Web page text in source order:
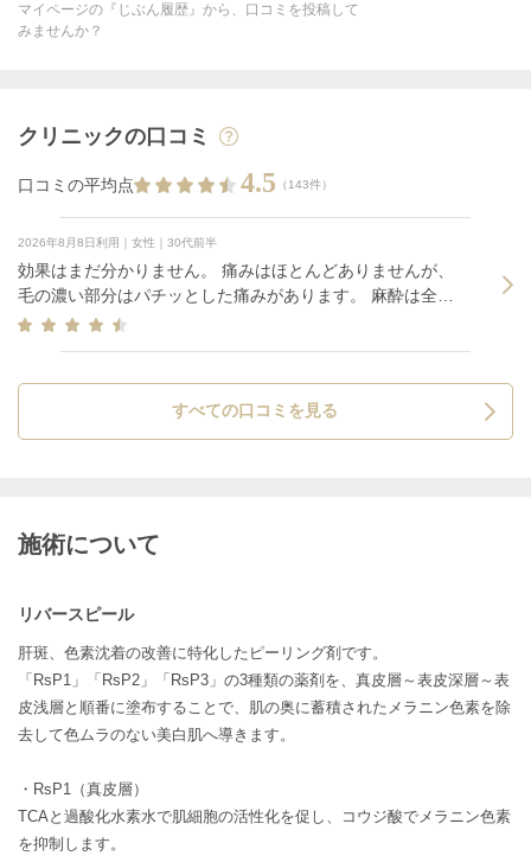
マイページの『じぶん履歴』から、口コミを投稿して
みませんか？
クリニックの口コミ
口コミの平均点 4.5 （143件）
2026年8月8日利用｜女性｜30代前半
効果はまだ分かりません。 痛みはほとんどありませんが、
毛の濃い部分はパチッとした痛みがあります。 麻酔は全く
必要ないです。
すべての口コミを見る
施術について
リバースピール
肝斑、色素沈着の改善に特化したピーリング剤です。
「RsP1」「RsP2」「RsP3」の3種類の薬剤を、真皮層～表皮深層～表
皮浅層と順番に塗布することで、肌の奥に蓄積されたメラニン色素を除
去して色ムラのない美白肌へ導きます。
・RsP1（真皮層）
TCAと過酸化水素水で肌細胞の活性化を促し、コウジ酸でメラニン色素
を抑制します。